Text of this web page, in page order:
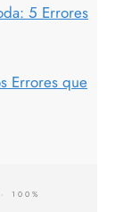
5 Errores
Errores que
100%